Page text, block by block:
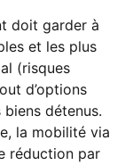
doit garder à
et les plus
(risques
d’options
détenus.
la mobilité via
réduction par